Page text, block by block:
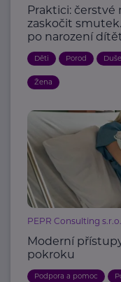
Praktici:
zaskočit
po narození
Děti Porod
Žena
PEPR Consulting s.r.o.
Moderní
pokroku
Podpora a pomoc